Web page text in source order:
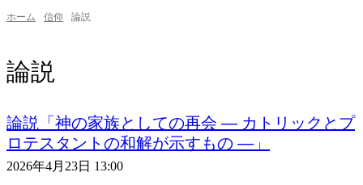
ホーム 信仰 論説
論説
論説「神の家族としての再会 ― カトリックとプ
ロテスタントの和解が示すもの ―」
2026年4月23日 13:00